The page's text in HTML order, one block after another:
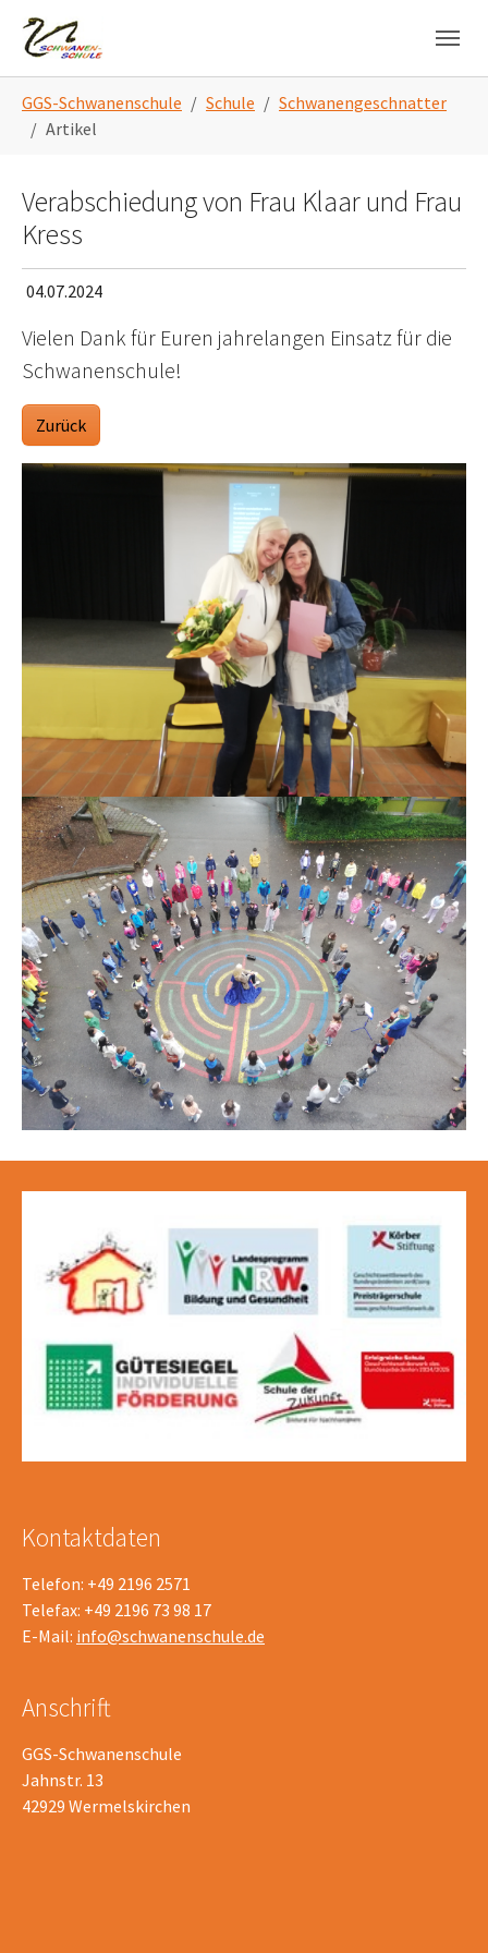
Skip to main navigation
Zum Hauptinhalt springen
Skip to page footer
GGS-Schwanenschule Schule
Schwanengeschnatter
Artikel
Verabschiedung von Frau Klaar und Frau
Kress
04.07.2024
Vielen Dank für Euren jahrelangen Einsatz für die
Schwanenschule!
Zurück
Kontaktdaten
Telefon: +49 2196 2571
Telefax: +49 2196 73 98 17
E-Mail: info@schwanenschule.de
Anschrift
GGS-Schwanenschule
Jahnstr. 13
42929 Wermelskirchen